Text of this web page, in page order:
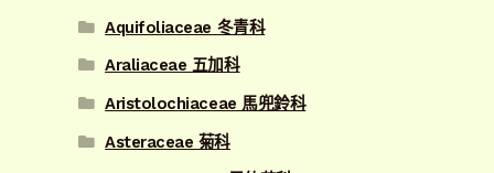
Aquifoliaceae 冬青科
Araliaceae 五加科
Aristolochiaceae 馬兜鈴科
Asteraceae 菊科